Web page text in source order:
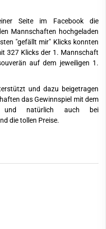
Seite im Facebook die
Mannschaften hochgeladen
"gefällt mir" Klicks konnten
327 Klicks der 1. Mannschaft
auf dem jeweiligen 1.
und dazu beigetragen
das Gewinnspiel mit dem
und natürlich auch bei
die tollen Preise.